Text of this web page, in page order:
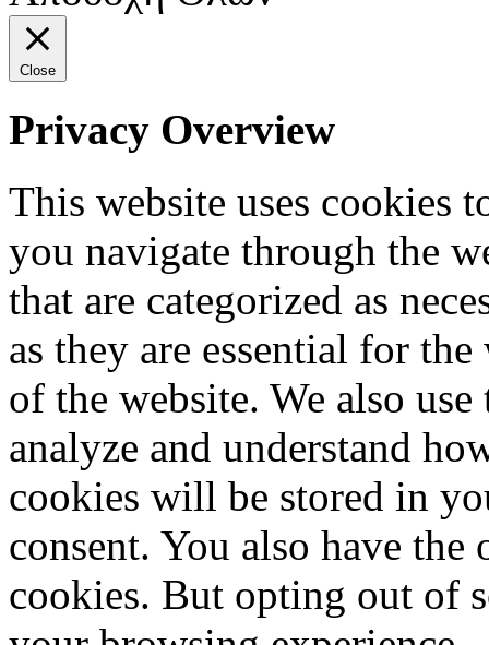
Close
Privacy Overview
This website uses cookies
you navigate through the
that are categorized as
as they are essential for
of the website. We also
analyze and understand
cookies will be stored in
consent. You also have
cookies. But opting out of